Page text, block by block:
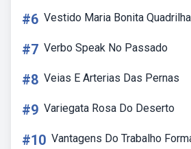
#6 Vestido Maria Bonita Quadrilha
#7 Verbo Speak No Passado
#8 Veias E Arterias Das Pernas
#9 Variegata Rosa Do Deserto
#10 Vantagens Do Trabalho